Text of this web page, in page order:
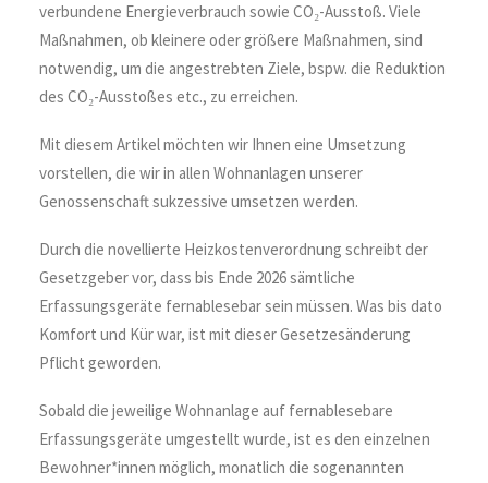
verbundene Energieverbrauch sowie CO₂-Ausstoß. Viele
Maßnahmen, ob kleinere oder größere Maßnahmen, sind
notwendig, um die angestrebten Ziele, bspw. die Reduktion
des CO₂-Ausstoßes etc., zu erreichen.
Mit diesem Artikel möchten wir Ihnen eine Umsetzung
vorstellen, die wir in allen Wohnanlagen unserer
Genossenschaft sukzessive umsetzen werden.
Durch die novellierte Heizkostenverordnung schreibt der
Gesetzgeber vor, dass bis Ende 2026 sämtliche
Erfassungsgeräte fernablesebar sein müssen. Was bis dato
Komfort und Kür war, ist mit dieser Gesetzesänderung
Pflicht geworden.
Sobald die jeweilige Wohnanlage auf fernablesebare
Erfassungsgeräte umgestellt wurde, ist es den einzelnen
Bewohner*innen möglich, monatlich die sogenannten